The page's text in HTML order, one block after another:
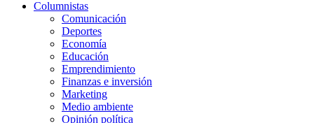
Columnistas
Comunicación
Deportes
Economía
Educación
Emprendimiento
Finanzas e inversión
Marketing
Medio ambiente
Opinión política